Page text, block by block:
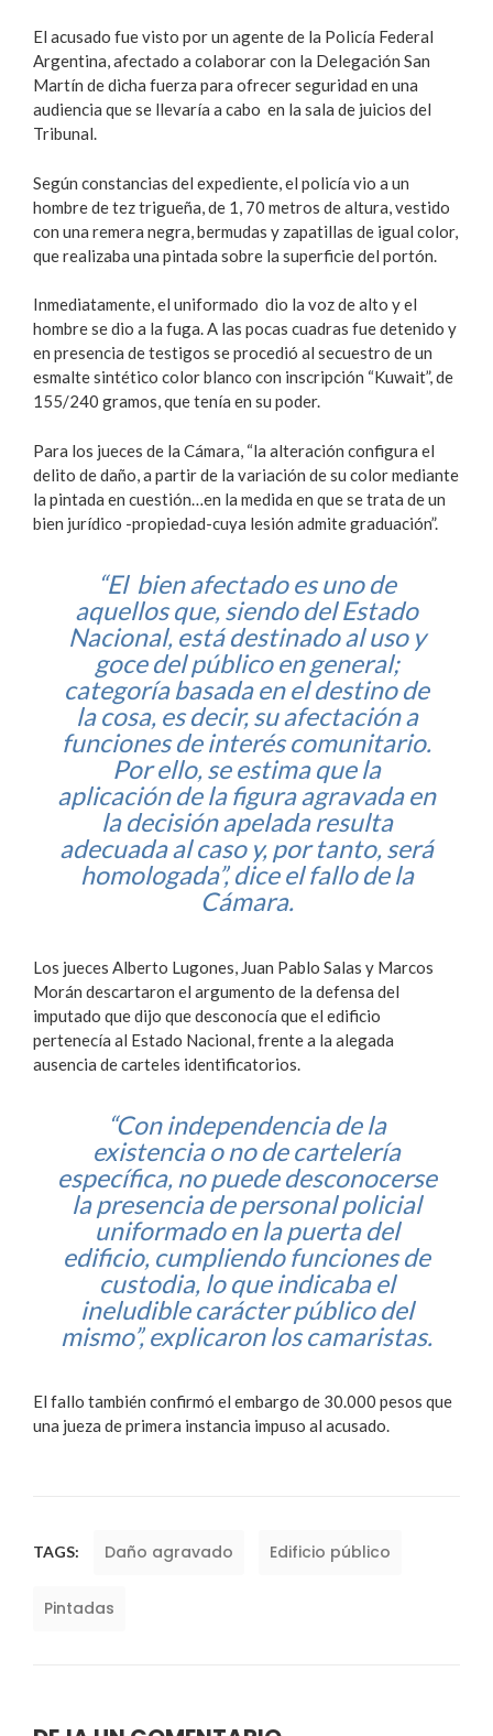
El acusado fue visto por un agente de la Policía Federal
Argentina, afectado a colaborar con la Delegación San
Martín de dicha fuerza para ofrecer seguridad en una
audiencia que se llevaría a cabo en la sala de juicios del
Tribunal.
Según constancias del expediente, el policía vio a un
hombre de tez trigueña, de 1, 70 metros de altura, vestido
con una remera negra, bermudas y zapatillas de igual color,
que realizaba una pintada sobre la superficie del portón.
Inmediatamente, el uniformado dio la voz de alto y el
hombre se dio a la fuga. A las pocas cuadras fue detenido y
en presencia de testigos se procedió al secuestro de un
esmalte sintético color blanco con inscripción “Kuwait”, de
155/240 gramos, que tenía en su poder.
Para los jueces de la Cámara, “la alteración configura el
delito de daño, a partir de la variación de su color mediante
la pintada en cuestión…en la medida en que se trata de un
bien jurídico -propiedad-cuya lesión admite graduación”.
“El bien afectado es uno de
aquellos que, siendo del Estado
Nacional, está destinado al uso y
goce del público en general;
categoría basada en el destino de
la cosa, es decir, su afectación a
funciones de interés comunitario.
Por ello, se estima que la
aplicación de la figura agravada en
la decisión apelada resulta
adecuada al caso y, por tanto, será
homologada”, dice el fallo de la
Cámara.
Los jueces Alberto Lugones, Juan Pablo Salas y Marcos
Morán descartaron el argumento de la defensa del
imputado que dijo que desconocía que el edificio
pertenecía al Estado Nacional, frente a la alegada
ausencia de carteles identificatorios.
“Con independencia de la
existencia o no de cartelería
específica, no puede desconocerse
la presencia de personal policial
uniformado en la puerta del
edificio, cumpliendo funciones de
custodia, lo que indicaba el
ineludible carácter público del
mismo”, explicaron los camaristas.
El fallo también confirmó el embargo de 30.000 pesos que
una jueza de primera instancia impuso al acusado.
TAGS: Daño agravado Edificio público
Pintadas